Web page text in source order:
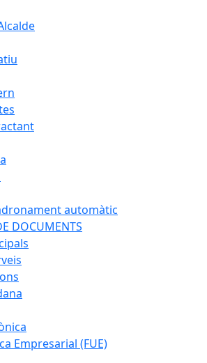
automàtic
DOCUMENTS
Empresarial (FUE)